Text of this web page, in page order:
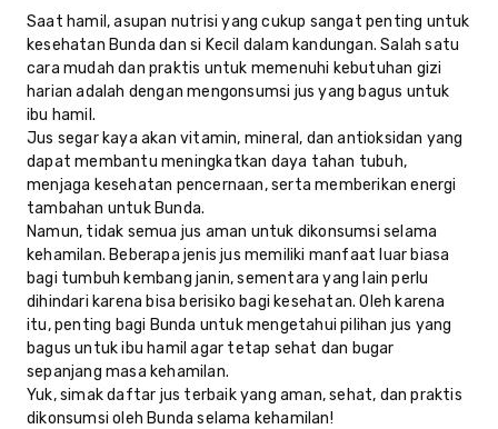
Saat hamil, asupan nutrisi yang cukup sangat penting untuk
kesehatan Bunda dan si Kecil dalam kandungan. Salah satu
cara mudah dan praktis untuk memenuhi kebutuhan gizi
harian adalah dengan mengonsumsi jus yang bagus untuk
ibu hamil.
Jus segar kaya akan vitamin, mineral, dan antioksidan yang
dapat membantu meningkatkan daya tahan tubuh,
menjaga kesehatan pencernaan, serta memberikan energi
tambahan untuk Bunda.
Namun, tidak semua jus aman untuk dikonsumsi selama
kehamilan. Beberapa jenis jus memiliki manfaat luar biasa
bagi tumbuh kembang janin, sementara yang lain perlu
dihindari karena bisa berisiko bagi kesehatan. Oleh karena
itu, penting bagi Bunda untuk mengetahui pilihan jus yang
bagus untuk ibu hamil agar tetap sehat dan bugar
sepanjang masa kehamilan.
Yuk, simak daftar jus terbaik yang aman, sehat, dan praktis
dikonsumsi oleh Bunda selama kehamilan!